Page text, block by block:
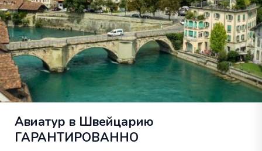
Авиатур в Швейцарию
ГАРАНТИРОВАННО